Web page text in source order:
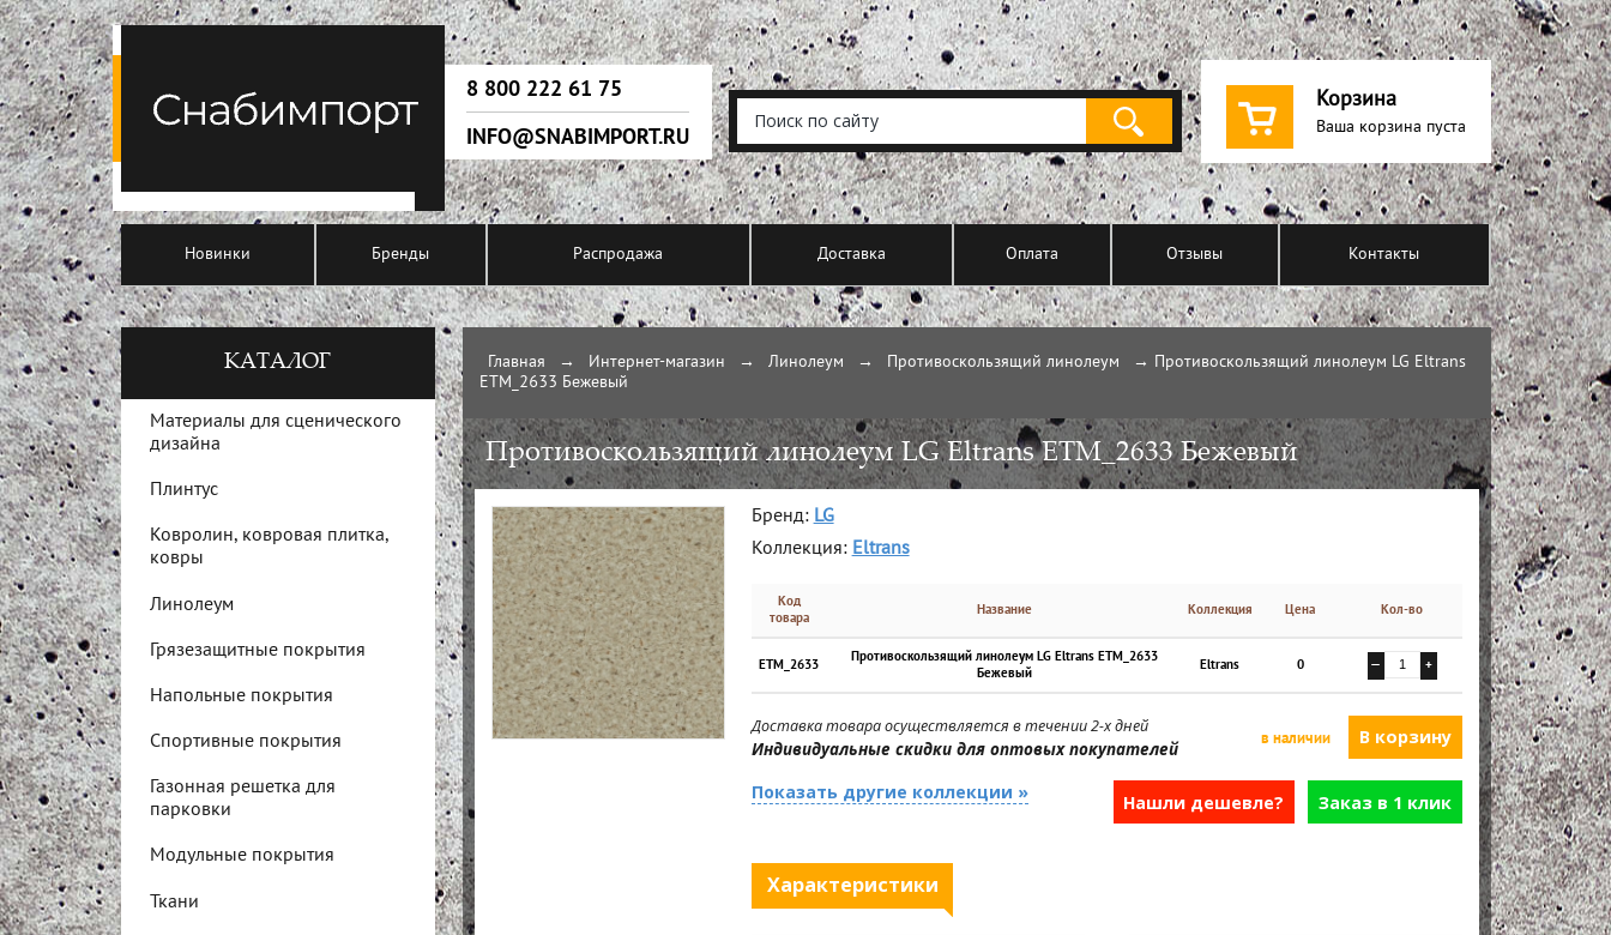
8 800 222 61 75
INFO@SNABIMPORT.RU
Корзина
Ваша корзина пуста
Новинки Бренды Распродажа Доставка Оплата Отзывы Контакты
Главная → Интернет-магазин → Линолеум → Противоскользящий линолеум →
Противоскользящий линолеум LG Eltrans
ETM_2633 Бежевый
Противоскользящий линолеум LG Eltrans ETM_2633 Бежевый
Бренд: LG
Коллекция: Eltrans
Код
товара
Название Коллекция Цена Кол-во
ETM_2633
Противоскользящий линолеум LG Eltrans ETM_2633
Бежевый
Eltrans 0 — +
Доставка товара осуществляется в течении 2-х дней
Индивидуальные скидки для оптовых покупателей в наличии
Показать другие коллекции » Заказ в 1 клик
Нашли дешевле?
Характеристики
КАТАЛОГ
Материалы для сценического
дизайна
Плинтус
Ковролин, ковровая плитка,
ковры
Линолеум
Грязезащитные покрытия
Напольные покрытия
Спортивные покрытия
Газонная решетка для
парковки
Модульные покрытия
Ткани